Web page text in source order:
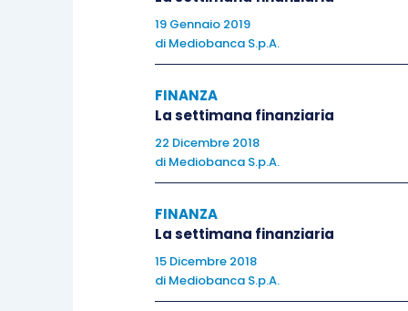
Stati Uniti
Diverse le indicazioni giunte dal
abitative si attestano infatti a 1189k,
riviste al ribasso di maggio, mentre i
anch’essi al di sopra del consensus
raggiunge invece le 5.57mln di unità,
crescente dai 5.51mln rivisti di maggio.
Continua a mostrare segni di forza
19 Gennaio 2019
di Mediobanca S.p.A.
FINANZA
La settimana finanziaria
22 Dicembre 2018
di Mediobanca S.p.A.
FINANZA
La settimana finanziaria
15 Dicembre 2018
di Mediobanca S.p.A.